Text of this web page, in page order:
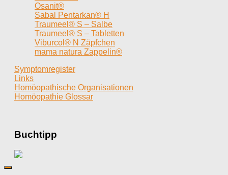
Osanit®
Sabal Pentarkan® H
Traumeel® S – Salbe
Traumeel® S – Tabletten
Viburcol® N Zäpfchen
mama natura Zappelin®
Symptomregister
Links
Homöopathische Organisationen
Homöopathie Glossar
Buchtipp